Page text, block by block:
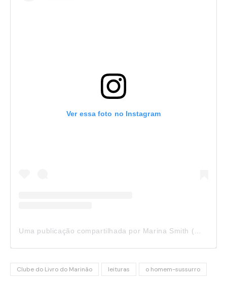
Ver essa foto no Instagram
Clube do Livro do Marinão leituras o homem-sussurro